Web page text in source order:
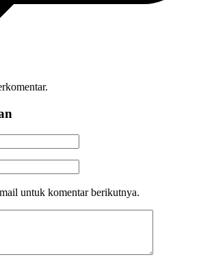
untuk komentar berikutnya.